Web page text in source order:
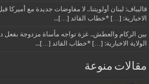
قاليباف: لبنان أولويتنا.. لا مفاوضات جديدة مع أميركا
الاخبارية: […] *خطاب القائد […]...
بين الركام والعطش.. غزة تواجه مأساة مزدوجة بفعل
الولاية الاخبارية: […] *خطاب القائد […]...
مقالات منوعة